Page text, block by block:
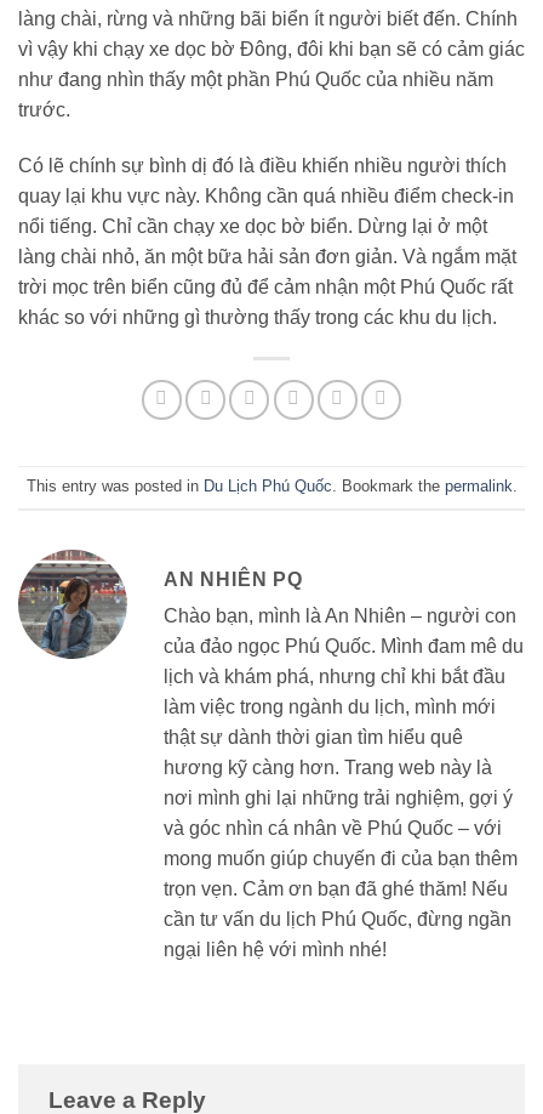
làng chài, rừng và những bãi biển ít người biết đến. Chính
vì vậy khi chạy xe dọc bờ Đông, đôi khi bạn sẽ có cảm giác
như đang nhìn thấy một phần Phú Quốc của nhiều năm
trước.
Có lẽ chính sự bình dị đó là điều khiến nhiều người thích
quay lại khu vực này. Không cần quá nhiều điểm check-in
nổi tiếng. Chỉ cần chạy xe dọc bờ biển. Dừng lại ở một
làng chài nhỏ, ăn một bữa hải sản đơn giản. Và ngắm mặt
trời mọc trên biển cũng đủ để cảm nhận một Phú Quốc rất
khác so với những gì thường thấy trong các khu du lịch.
This entry was posted in Du Lịch Phú Quốc . Bookmark the permalink
AN NHIÊN PQ
Chào bạn, mình là An Nhiên – người con
của đảo ngọc Phú Quốc. Mình đam mê du
lịch và khám phá, nhưng chỉ khi bắt đầu
làm việc trong ngành du lịch, mình mới
thật sự dành thời gian tìm hiểu quê
hương kỹ càng hơn. Trang web này là
nơi mình ghi lại những trải nghiệm, gợi ý
và góc nhìn cá nhân về Phú Quốc – với
mong muốn giúp chuyến đi của bạn thêm
trọn vẹn. Cảm ơn bạn đã ghé thăm! Nếu
cần tư vấn du lịch Phú Quốc, đừng ngần
ngại liên hệ với mình nhé!
Leave a Reply